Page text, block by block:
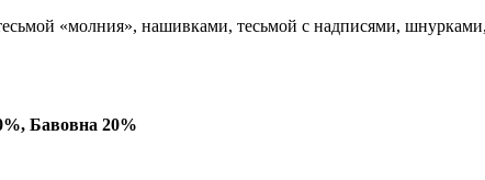
«молния», нашивками, тесьмой с надписями,
Бавовна 20%